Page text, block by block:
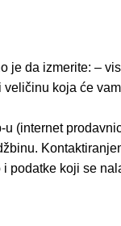
da izmerite: –
koja će
(internet
koji se